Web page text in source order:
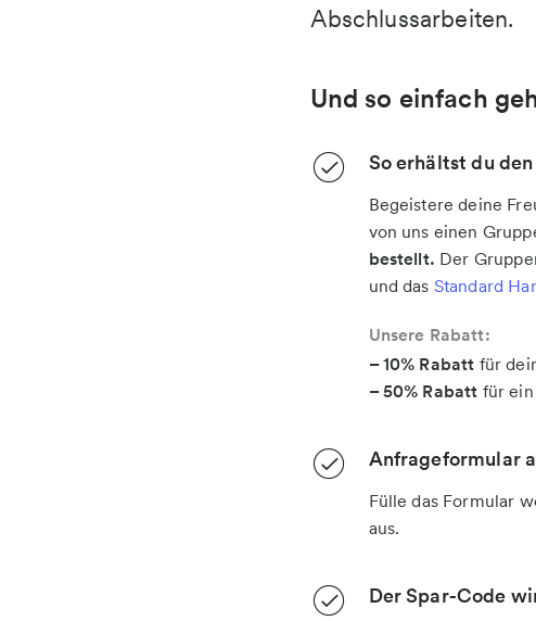
Abschlussarbeiten.
Und so einfach
So erhältst du
Begeistere deine
von uns einen
bestellt. Der
und das Standard
Unsere Rabatt:
– 10% Rabatt für
– 50% Rabatt für
Anfrageformular
Fülle das Formular
aus.
Der Spar-Code